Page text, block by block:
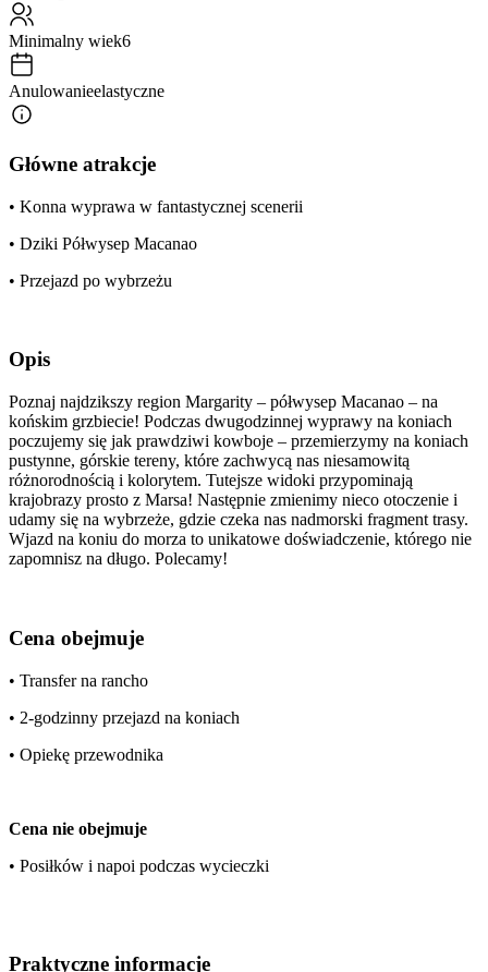
Minimalny wiek6
Anulowanieelastyczne
Główne atrakcje
• Konna wyprawa w fantastycznej scenerii
• Dziki Półwysep Macanao
• Przejazd po wybrzeżu
Opis
Poznaj najdzikszy region Margarity – półwysep Macanao – na
końskim grzbiecie! Podczas dwugodzinnej wyprawy na koniach
poczujemy się jak prawdziwi kowboje – przemierzymy na koniach
pustynne, górskie tereny, które zachwycą nas niesamowitą
różnorodnością i kolorytem. Tutejsze widoki przypominają
krajobrazy prosto z Marsa! Następnie zmienimy nieco otoczenie i
udamy się na wybrzeże, gdzie czeka nas nadmorski fragment trasy.
Wjazd na koniu do morza to unikatowe doświadczenie, którego nie
zapomnisz na długo. Polecamy!
Cena obejmuje
• Transfer na rancho
• 2-godzinny przejazd na koniach
• Opiekę przewodnika
Cena nie obejmuje
• Posiłków i napoi podczas wycieczki
Praktyczne informacje